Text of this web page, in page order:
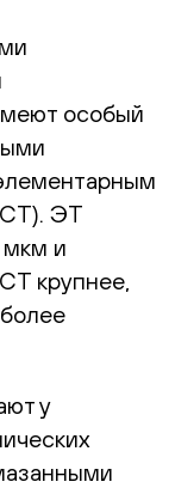
особый
ЭТ
и
крупнее,
у